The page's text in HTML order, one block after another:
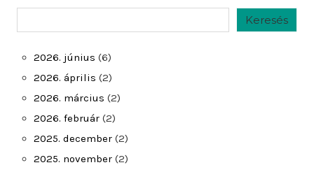
Keresés
2026. június (6)
2026. április (2)
2026. március (2)
2026. február (2)
2025. december (2)
2025. november (2)